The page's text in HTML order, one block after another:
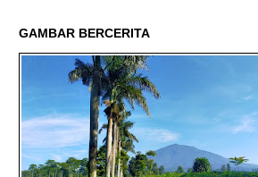
GAMBAR BERCERITA